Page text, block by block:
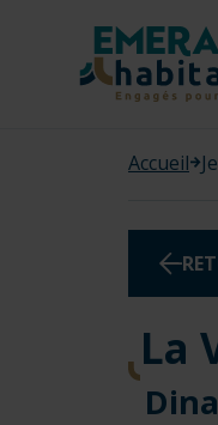
Accueil
La